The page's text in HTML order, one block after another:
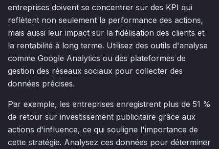
entreprises doivent se concentrer sur des KPI qui
reflètent non seulement la performance des actions,
mais aussi leur impact sur la fidélisation des clients et
la rentabilité à long terme. Utilisez des outils d'analyse
comme Google Analytics ou des plateformes de
gestion des réseaux sociaux pour collecter des
données précises.
Par exemple, les entreprises enregistrent plus de 51 %
de retour sur investissement publicitaire grâce aux
actions d'influence, ce qui souligne l'importance de
cette stratégie. Analysez ces données pour déterminer